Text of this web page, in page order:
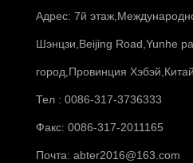
Адрес: 7й
Шэнцзи,Beijing Road,Yunhe
город,Провинция Хэбэй,Китай
Тел : 0086-317-3736333
Факс: 0086-317-2011165
Почта: abter2016@163.com